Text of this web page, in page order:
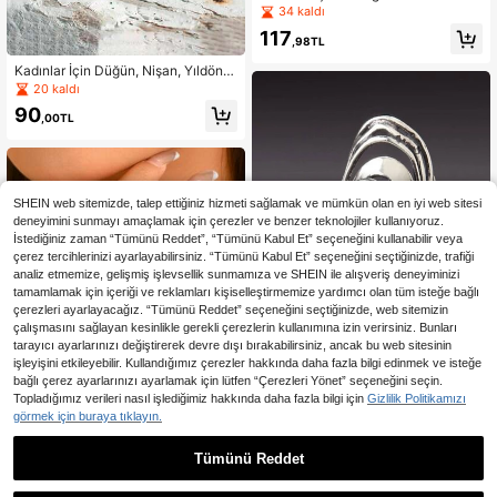
Kadınlar İçin Düğün, Nişan, Yıldönü
mü, Parti, Takı, Sevgililer Günü Hedi
yesi İçin 1 Adet Zarif Yüzük
20 kaldı
90,00TL
NEW 1 Adet Vintage Avrupa ve Ame
Büyük Yüzük, Bohem Batı Kovboy
Kızı Tarzı Abartılı Oval Ayarlanabilir
Metal Yüzük, Müzik Festivali Tatil A
34 kaldı
117 ,98TL
1 adet Vintage Tarzı Lüks Mavi Yüz
iye, Ziyafet, Randevu, Parti, Düğün,
Nişan, Tatil İçin Uygundur
SHEIN web sitemizde, talep ettiğiniz hizmeti sağlamak ve mümkün olan en iyi web sitesi
deneyimini sunmayı amaçlamak için çerezler ve benzer teknolojiler kullanıyoruz.
İstediğiniz zaman “Tümünü Reddet”, “Tümünü Kabul Et” seçeneğini kullanabilir veya
çerez tercihlerinizi ayarlayabilirsiniz. “Tümünü Kabul Et” seçeneğini seçtiğinizde, trafiği
analiz etmemize, gelişmiş işlevsellik sunmamıza ve SHEIN ile alışveriş deneyiminizi
tamamlamak için içeriği ve reklamları kişiselleştirmemize yardımcı olan tüm isteğe bağlı
çerezleri ayarlayacağız. “Tümünü Reddet” seçeneğini seçtiğinizde, web sitemizin
çalışmasını sağlayan kesinlikle gerekli çerezlerin kullanımına izin verirsiniz. Bunları
tarayıcı ayarlarınızı değiştirerek devre dışı bırakabilirsiniz, ancak bu web sitesinin
işleyişini etkileyebilir. Kullandığımız çerezler hakkında daha fazla bilgi edinmek ve isteğe
bağlı çerez ayarlarınızı ayarlamak için lütfen “Çerezleri Yönet” seçeneğini seçin.
Topladığımız verileri nasıl işlediğimiz hakkında daha fazla bilgi için Gizlilik Politikamızı
görmek için buraya tıklayın.
Tümünü Reddet